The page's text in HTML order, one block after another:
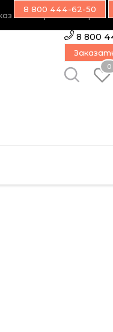
Возврат товара
8 800
0
8 800 444-62-50